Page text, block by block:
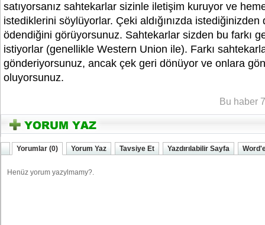
satıyorsanız sahtekarlar sizinle iletişim kuruyor ve
istediklerini söylüyorlar. Çeki aldığınızda istediğinizden
ödendiğini görüyorsunuz. Sahtekarlar sizden bu farkı
istiyorlar (genellikle Western Union ile). Farkı
gönderiyorsunuz, ancak çek geri dönüyor ve onlara
oluyorsunuz.
Bu haber
Yorumlar (0) Yorum Yaz Tavsiye Et Yazdırılabilir Sayfa